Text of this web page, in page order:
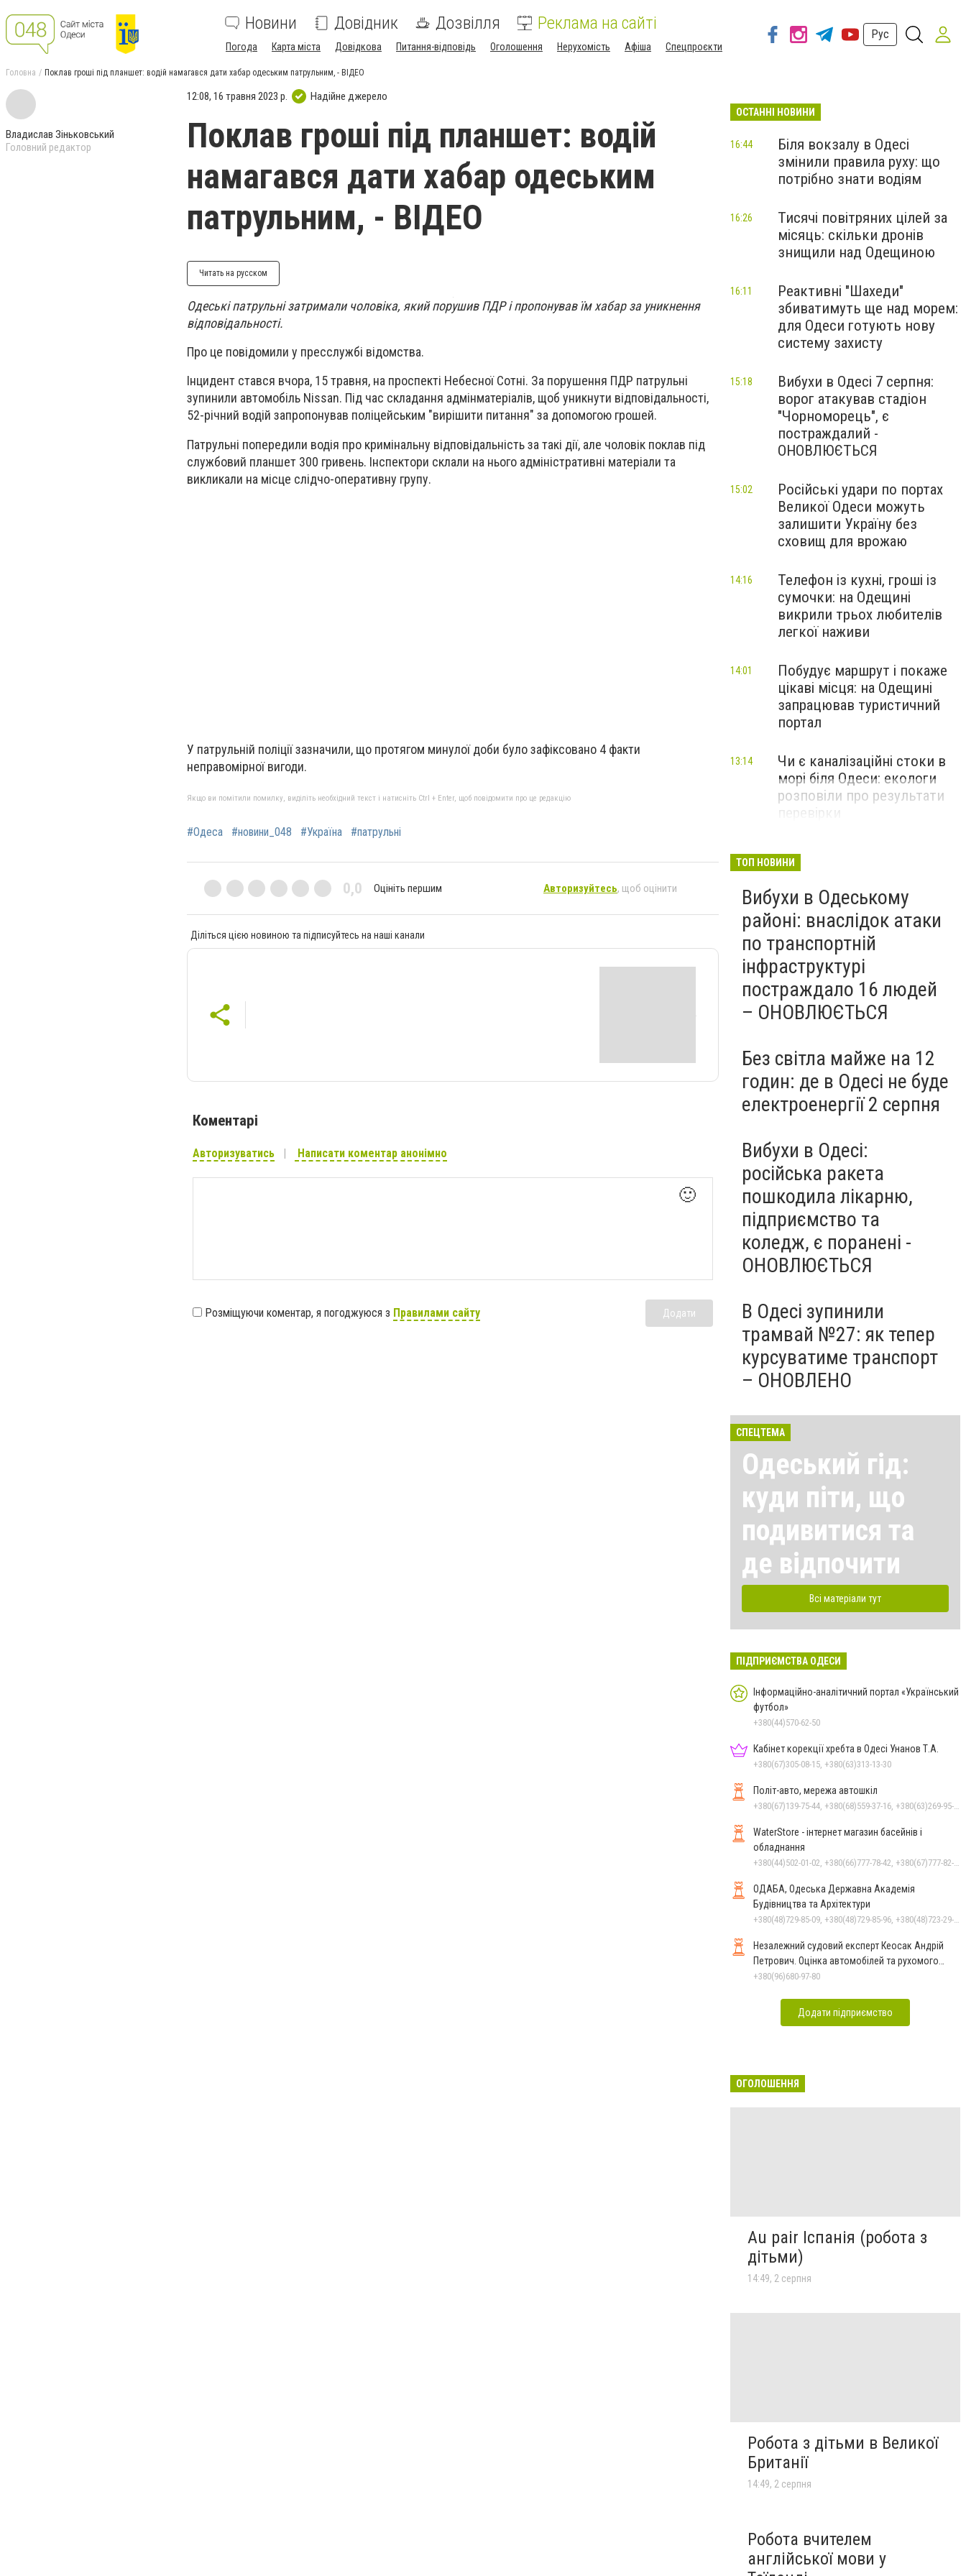
Новини Довідник Дозвілля Реклама на сайті
Погода Карта міста Довідкова Питання-відповідь Оголошення Нерухомість Афіша Спецпроєкти
Рус
Головна Поклав гроші під планшет: водій намагався дати хабар одеським патрульним, - ВІДЕО
Владислав Зіньковський
Головний редактор
12:08, 16 травня 2023 р. Надійне джерело
Поклав гроші під планшет: водій
намагався дати хабар одеським
патрульним, - ВІДЕО
Читать на русском
Одеські патрульні затримали чоловіка, який порушив ПДР і пропонував їм хабар за уникнення
відповідальності.
Про це повідомили у пресслужбі відомства.
Інцидент стався вчора, 15 травня, на проспекті Небесної Сотні. За порушення ПДР патрульні
зупинили автомобіль Nissan. Під час складання адмінматеріалів, щоб уникнути відповідальності,
52-річний водій запропонував поліцейським "вирішити питання" за допомогою грошей.
Патрульні попередили водія про кримінальну відповідальність за такі дії, але чоловік поклав під
службовий планшет 300 гривень. Інспектори склали на нього адміністративні матеріали та
викликали на місце слідчо-оперативну групу.
У патрульній поліції зазначили, що протягом минулої доби було зафіксовано 4 факти
неправомірної вигоди.
Якщо ви помітили помилку, виділіть необхідний текст і натисніть Ctrl + Enter, щоб повідомити про це редакцію
#Одеса #новини_048 #Україна #патрульні
0,0 Оцініть першим Авторизуйтесь, щоб оцінити
Діліться цією новиною та підписуйтесь на наші канали
Коментарі
Авторизуватись Написати коментар анонімно
🙂
Розміщуючи коментар, я погоджуюся з Правилами сайту Додати
ОСТАННІ НОВИНИ
Біля вокзалу в Одесі
змінили правила руху: що
потрібно знати водіям
16:44
Тисячі повітряних цілей за
місяць: скільки дронів
знищили над Одещиною
16:26
Реактивні "Шахеди"
збиватимуть ще над морем:
для Одеси готують нову
систему захисту
16:11
Вибухи в Одесі 7 серпня:
ворог атакував стадіон
"Чорноморець", є
постраждалий -
ОНОВЛЮЄТЬСЯ
15:18
Російські удари по портах
Великої Одеси можуть
залишити Україну без
сховищ для врожаю
15:02
Телефон із кухні, гроші із
сумочки: на Одещині
викрили трьох любителів
легкої наживи
14:16
Побудує маршрут і покаже
цікаві місця: на Одещині
запрацював туристичний
портал
14:01
Чи є каналізаційні стоки в
морі біля Одеси: екологи
розповіли про результати
13:14
ТОП НОВИНИ
Вибухи в Одеському
районі: внаслідок атаки
по транспортній
інфраструктурі
постраждало 16 людей
– ОНОВЛЮЄТЬСЯ
Без світла майже на 12
годин: де в Одесі не буде
електроенергії 2 серпня
Вибухи в Одесі:
російська ракета
пошкодила лікарню,
підприємство та
коледж, є поранені -
ОНОВЛЮЄТЬСЯ
В Одесі зупинили
трамвай №27: як тепер
курсуватиме транспорт
– ОНОВЛЕНО
СПЕЦТЕМА
Одеський гід:
куди піти, що
подивитися та
де відпочити
Всі матеріали тут
ПІДПРИЄМСТВА ОДЕСИ
Інформаційно-аналітичний портал «Український
футбол»
+380(44)570-62-50
Кабінет корекції хребта в Одесі Унанов Т.А.
+380(67)305-08-15, +380(63)313-13-30
Політ-авто, мережа автошкіл
WaterStore - інтернет магазин басейнів і
обладнання
ОДАБА, Одеська Державна Академія
Будівництва та Архітектури
Незалежний судовий експерт Кеосак Андрій
Петрович. Оцінка автомобілей та рухомого
майна
+380(96)680-97-80
Додати підприємство
ОГОЛОШЕННЯ
Au pair Іспанія (робота з
дітьми)
14:49, 2 серпня
Робота з дітьми в Великої
Британії
14:49, 2 серпня
Робота вчителем
англійської мови у